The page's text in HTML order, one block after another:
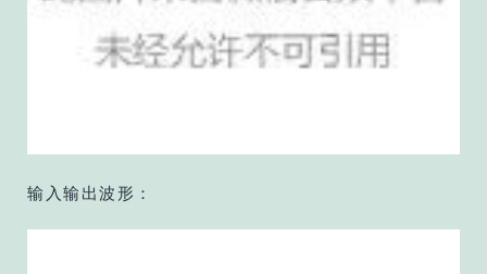
输入输出波形：